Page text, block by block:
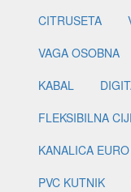
CITRUSETA
VAGA OSOBNA
KABAL
FLEKSIBILNA
KANALICA
PVC KUTNIK